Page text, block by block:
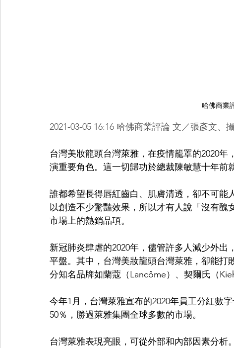
哈佛商業
2021-03-05 16:16 哈佛商業評論 文／張彥文、
台灣美妝龍頭台灣萊雅，在疫情籠罩的2020
演重要角色。這一切歸功於總裁陳敏慧十年前
誰都希望長得唇紅齒白、肌膚清透，卻不可
以創造不少驚豔效果，所以才有人說「沒有
市場上的熱銷品項。
新冠肺炎肆虐的2020年，儘管許多人減少外
平盤。其中，台灣美妝龍頭台灣萊雅，卻能打
分知名品牌如蘭蔻（Lancôme）、契爾氏（
今年1月，台灣萊雅宣布的2020年員工分紅數
50％，勝過萊雅集團全球多數的市場。
台灣萊雅表現亮眼，可從外部和內部因素分析。